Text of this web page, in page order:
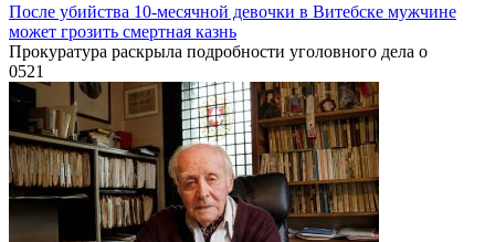
После убийства 10-месячной девочки в Витебске мужчине
может грозить смертная казнь
Прокуратура раскрыла подробности уголовного дела о
0521